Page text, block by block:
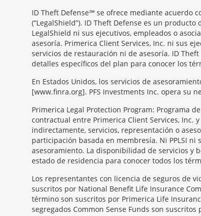
ID Theft Defense℠ se ofrece mediante acuerdo
(“LegalShield”). ID Theft Defense es un
LegalShield ni sus ejecutivos, empleados o
asesoría. Primerica Client Services, Inc. ni sus
servicios de restauración ni de asesoría. ID
detalles específicos del plan para conocer los
En Estados Unidos, los servicios de
[www.finra.org]. PFS Investments Inc. opera su
Primerica Legal Protection Program: Programa
contractual entre Primerica Client Services, Inc.
indirectamente, servicios, representación o
participación basada en membresía. Ni PPLSI
asesoramiento. La disponibilidad de servicios y
estado de residencia para conocer todos los
Morgage
Disclosures
Section
Los representantes con licencia de seguros de
suscritos por National Benefit Life Insurance
término son suscritos por Primerica Life
segregados Common Sense Funds son